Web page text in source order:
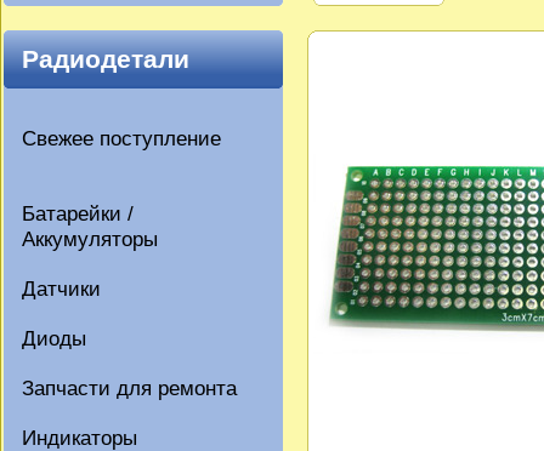
Радиодетали
Свежее поступление
Батарейки /
Аккумуляторы
Датчики
Диоды
Запчасти для ремонта
Индикаторы